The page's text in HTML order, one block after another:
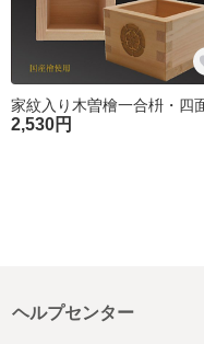
2,530円
ヘルプセンター